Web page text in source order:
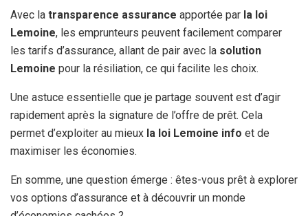
Avec la transparence assurance apportée par la loi
Lemoine, les emprunteurs peuvent facilement comparer
les tarifs d’assurance, allant de pair avec la solution
Lemoine pour la résiliation, ce qui facilite les choix.
Une astuce essentielle que je partage souvent est d’agir
rapidement après la signature de l’offre de prêt. Cela
permet d’exploiter au mieux la loi Lemoine info et de
maximiser les économies.
En somme, une question émerge : êtes-vous prêt à explorer
vos options d’assurance et à découvrir un monde